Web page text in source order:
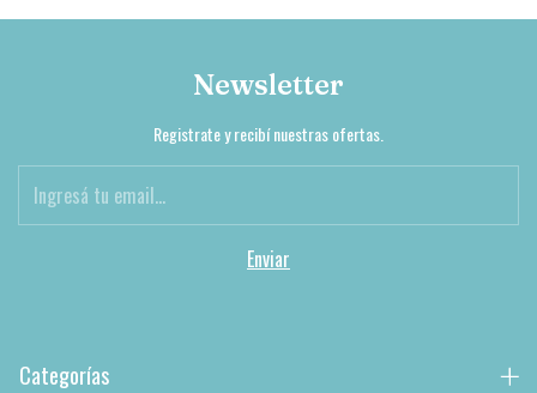
Newsletter
Registrate y recibí nuestras ofertas.
Categorías